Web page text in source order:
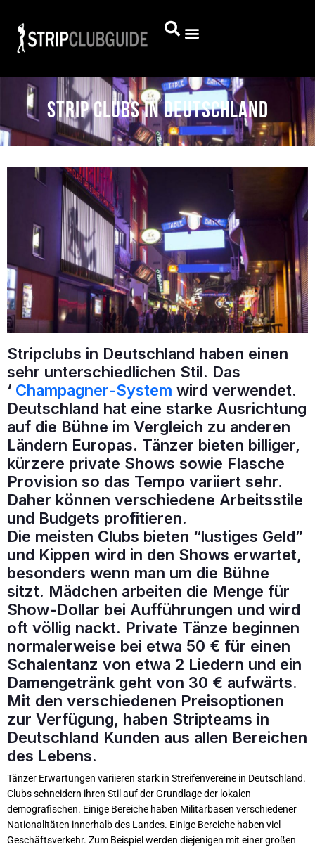
Strip Clubs in Deutschland
Stripclubs in Deutschland haben einen
sehr unterschiedlichen Stil. Das
‘ Champagner-System wird verwendet.
Deutschland hat eine starke Ausrichtung
auf die Bühne im Vergleich zu anderen
Ländern Europas. Tänzer bieten billiger,
kürzere private Shows sowie Flasche
Provision so das Tempo variiert sehr.
Daher können verschiedene Arbeitsstile
und Budgets profitieren.
Die meisten Clubs bieten “lustiges Geld”
und Kippen wird in den Shows erwartet,
besonders wenn man um die Bühne
sitzt. Mädchen arbeiten die Menge für
Show-Dollar bei Aufführungen und wird
oft völlig nackt. Private Tänze beginnen
normalerweise bei etwa 50 € für einen
Schalentanz von etwa 2 Liedern und ein
Damengetränk geht von 30 € aufwärts.
Mit den verschiedenen Preisoptionen
zur Verfügung, haben Stripteams in
Deutschland Kunden aus allen Bereichen
des Lebens.
Tänzer Erwartungen variieren stark in Streifenvereine in Deutschland.
Clubs schneidern ihren Stil auf der Grundlage der lokalen
demografischen. Einige Bereiche haben Militärbasen verschiedener
Nationalitäten innerhalb des Landes. Einige Bereiche haben viel
Geschäftsverkehr. Zum Beispiel werden diejenigen mit einer großen